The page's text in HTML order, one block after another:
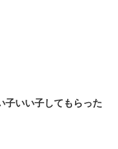
子いい子してもらった